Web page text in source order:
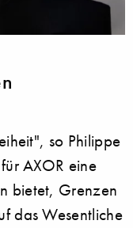
so Philippe
AXOR eine
bietet, Grenzen
das Wesentliche